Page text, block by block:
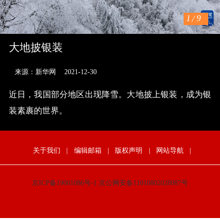
1 /9
大地披银装
来源：新华网 2021-12-30
近日，我国部分地区出现降雪。大地披上银装，成为银
装素裹的世界。
关于我们 | 编辑邮箱 | 版权声明 | 网站导航 |
京ICP备19001086号-1 京公网安备11010802028087号